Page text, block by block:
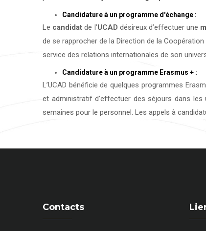
Candidature à un programme d'échange :
Le candidat de l’UCAD désireux d’effectuer une
de se rapprocher de la Direction de la
service des relations internationales de son
Candidature à un programme Erasmus + :
L’UCAD bénéficie de quelques programmes
et administratif d’effectuer des séjours dans
semaines pour le personnel. Les appels à
Contacts